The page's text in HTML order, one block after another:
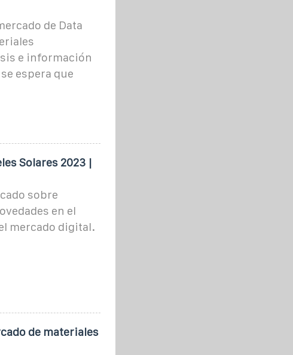
de Data
e información
espera que
Solares 2023 |
sobre
en el
mercado digital.
de materiales